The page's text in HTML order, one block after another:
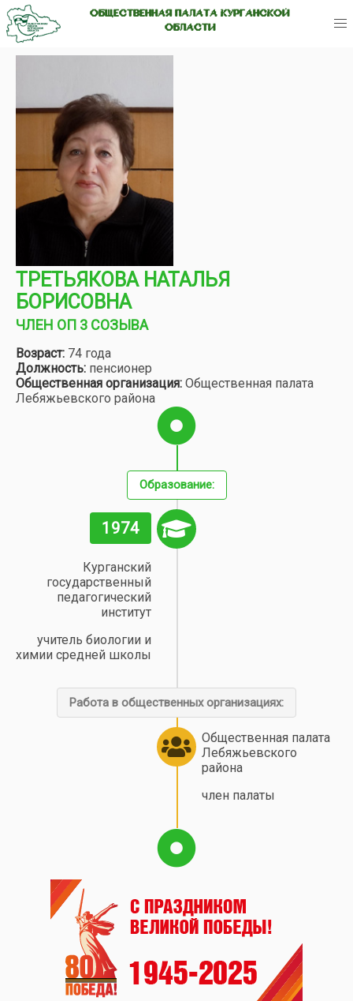
ОБЩЕСТВЕННАЯ ПАЛАТА КУРГАНСКОЙ
ОБЛАСТИ
ТРЕТЬЯКОВА НАТАЛЬЯ
БОРИСОВНА
ЧЛЕН ОП 3 СОЗЫВА
Возраст: 74 года
Должность: пенсионер
Общественная организация: Общественная палата
Лебяжьевского района
Образование:
1974
Курганский
государственный
педагогический
институт
учитель биологии и
химии средней школы
Работа в общественных организациях:
Общественная палата
Лебяжьевского
района
член палаты